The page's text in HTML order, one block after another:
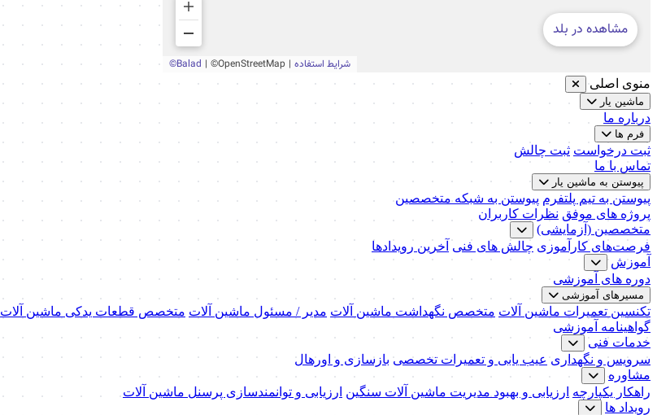
منوی اصلی
ماشین یار
درباره ما
فرم ها
ثبت درخواست ثبت چالش
تماس با ما
پیوستن به ماشین یار
پیوستن به تیم پلتفرم پیوستن به شبکه متخصصین
پروژه های موفق نظرات کاربران
متخصصین (آزمایشی)
فرصت‌های کارآموزی چالش های فنی آخرین رویدادها
آموزش
دوره های آموزشی
مسیرهای آموزشی
تکنسین تعمیرات ماشین آلات متخصص نگهداشت ماشین آلات مدیر / مسئول ماشین آلات متخصص قطعات یدکی ماشین آلات
گواهینامه آموزشی
خدمات فنی
سرویس و نگهداری عیب یابی و تعمیرات تخصصی بازسازی و اورهال
مشاوره
راهکار یکپارچه ارزیابی و بهبود مدیریت ماشین آلات سنگین ارزیابی و توانمندسازی پرسنل ماشین آلات
رویداد ها